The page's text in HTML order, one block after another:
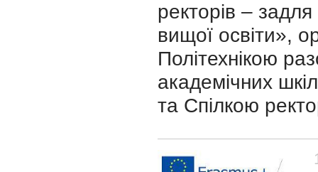
ректорів –
вищої освіти»,
Політехнікою
академічних
та Спілкою